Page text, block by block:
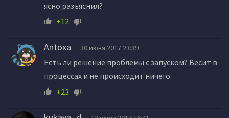
ясно разъяснил?
+12
Antoxa 30 июня 2017 23:39
Есть ли решение проблемы с запуском? Весит в
процессах и не происходит ничего.
+23